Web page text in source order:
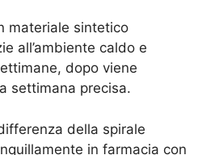
materiale sintetico
all’ambiente caldo e
dopo viene
settimana precisa.
della spirale
in farmacia con